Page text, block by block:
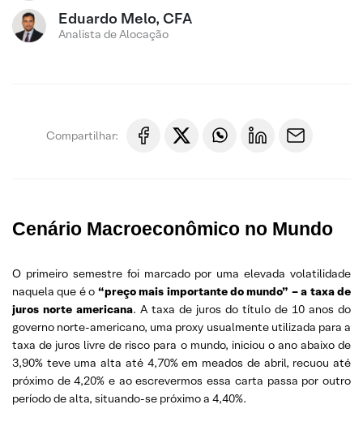
Eduardo Melo, CFA
Analista de Alocação
Compartilhar:
Cenário Macroeconômico no Mundo
O primeiro semestre foi marcado por uma elevada volatilidade
naquela que é o “preço mais importante do mundo” – a taxa de
juros norte americana. A taxa de juros do título de 10 anos do
governo norte-americano, uma proxy usualmente utilizada para a
taxa de juros livre de risco para o mundo, iniciou o ano abaixo de
3,90% teve uma alta até 4,70% em meados de abril, recuou até
próximo de 4,20% e ao escrevermos essa carta passa por outro
período de alta, situando-se próximo a 4,40%.